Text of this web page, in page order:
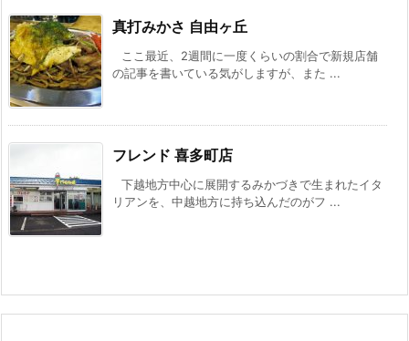
真打みかさ 自由ヶ丘
ここ最近、2週間に一度くらいの割合で新規店舗
の記事を書いている気がしますが、また ...
フレンド 喜多町店
下越地方中心に展開するみかづきで生まれたイタ
リアンを、中越地方に持ち込んだのがフ ...